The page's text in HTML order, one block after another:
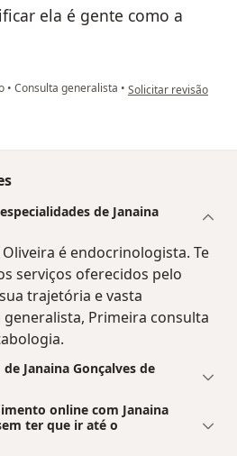
ela é gente como a
• Consulta generalista • na opinião do
Solicitar revisão
de Janaina
Oliveira é endocrinologista. Te
serviços oferecidos pelo
trajetória e vasta
generalista, Primeira consulta
Janaina Gonçalves de
online com Janaina
ter que ir até o